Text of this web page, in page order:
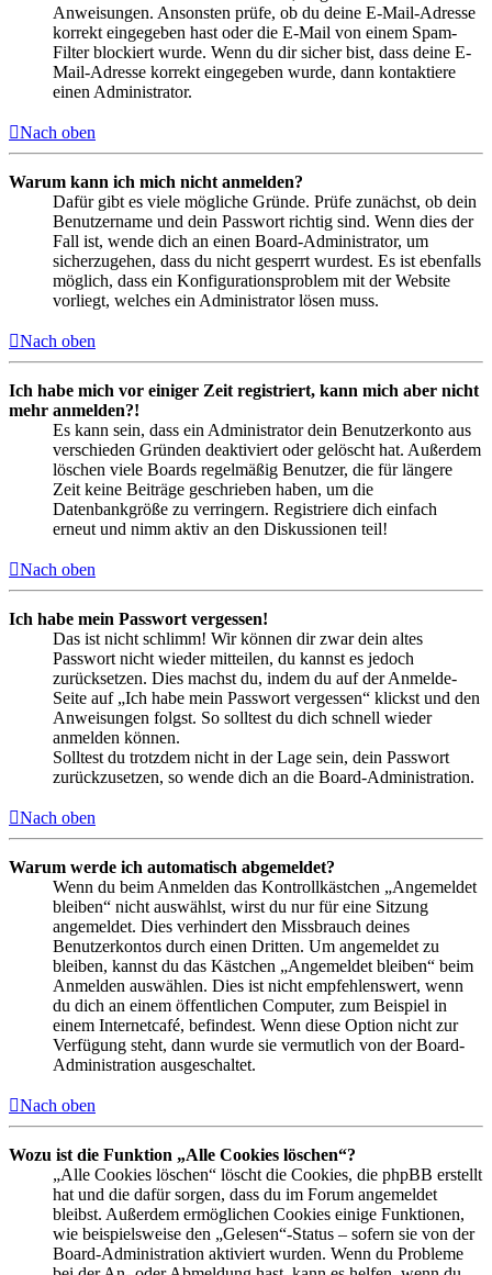
Anweisungen. Ansonsten prüfe, ob du deine E-Mail-Adresse
korrekt eingegeben hast oder die E-Mail von einem Spam-
Filter blockiert wurde. Wenn du dir sicher bist, dass deine E-
Mail-Adresse korrekt eingegeben wurde, dann kontaktiere
einen Administrator.
Nach oben
Warum kann ich mich nicht anmelden?
Dafür gibt es viele mögliche Gründe. Prüfe zunächst, ob dein
Benutzername und dein Passwort richtig sind. Wenn dies der
Fall ist, wende dich an einen Board-Administrator, um
sicherzugehen, dass du nicht gesperrt wurdest. Es ist ebenfalls
möglich, dass ein Konfigurationsproblem mit der Website
vorliegt, welches ein Administrator lösen muss.
Nach oben
Ich habe mich vor einiger Zeit registriert, kann mich aber nicht
mehr anmelden?!
Es kann sein, dass ein Administrator dein Benutzerkonto aus
verschieden Gründen deaktiviert oder gelöscht hat. Außerdem
löschen viele Boards regelmäßig Benutzer, die für längere
Zeit keine Beiträge geschrieben haben, um die
Datenbankgröße zu verringern. Registriere dich einfach
erneut und nimm aktiv an den Diskussionen teil!
Nach oben
Ich habe mein Passwort vergessen!
Das ist nicht schlimm! Wir können dir zwar dein altes
Passwort nicht wieder mitteilen, du kannst es jedoch
zurücksetzen. Dies machst du, indem du auf der Anmelde-
Seite auf „Ich habe mein Passwort vergessen“ klickst und den
Anweisungen folgst. So solltest du dich schnell wieder
anmelden können.
Solltest du trotzdem nicht in der Lage sein, dein Passwort
zurückzusetzen, so wende dich an die Board-Administration.
Nach oben
Warum werde ich automatisch abgemeldet?
Wenn du beim Anmelden das Kontrollkästchen „Angemeldet
bleiben“ nicht auswählst, wirst du nur für eine Sitzung
angemeldet. Dies verhindert den Missbrauch deines
Benutzerkontos durch einen Dritten. Um angemeldet zu
bleiben, kannst du das Kästchen „Angemeldet bleiben“ beim
Anmelden auswählen. Dies ist nicht empfehlenswert, wenn
du dich an einem öffentlichen Computer, zum Beispiel in
einem Internetcafé, befindest. Wenn diese Option nicht zur
Verfügung steht, dann wurde sie vermutlich von der Board-
Administration ausgeschaltet.
Nach oben
Wozu ist die Funktion „Alle Cookies löschen“?
„Alle Cookies löschen“ löscht die Cookies, die phpBB erstellt
hat und die dafür sorgen, dass du im Forum angemeldet
bleibst. Außerdem ermöglichen Cookies einige Funktionen,
wie beispielsweise den „Gelesen“-Status – sofern sie von der
Board-Administration aktiviert wurden. Wenn du Probleme